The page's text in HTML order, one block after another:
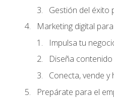
Gestión del éxito
Marketing digital
Impulsa tu
Diseña
Conecta, vende
Prepárate para el